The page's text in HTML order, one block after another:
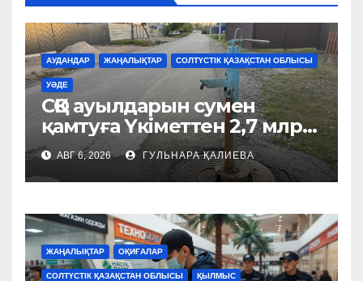
АУДАНДАР ЖАҢАЛЫҚТАР СОЛТҮСТІК ҚАЗАҚСТАН ОБЛЫСЫ
УӘДЕ
СҚО ауылдарын сумен
қамтуға Үкіметтен 2,7 млрд
теңге бөлінді
АВГ 6, 2026 ГУЛЬНАРА ҚАЛИЕВА
ЖАҢАЛЫҚТАР ОҚИҒАЛАР
СОЛТҮСТІК ҚАЗАҚСТАН ОБЛЫСЫ ҚЫЛМЫС